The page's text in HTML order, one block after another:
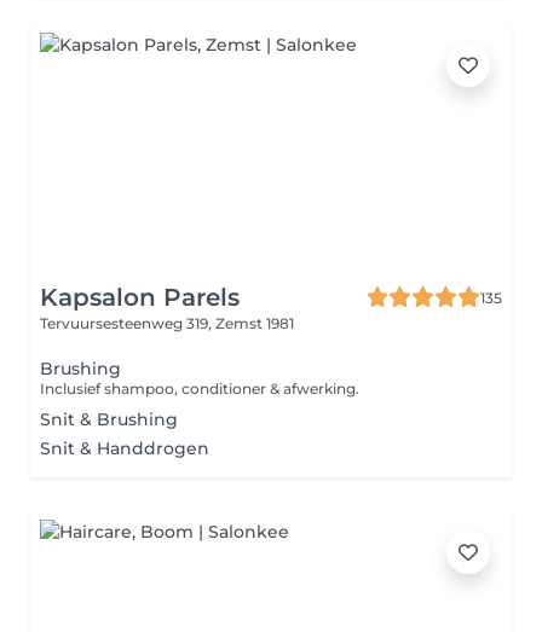
Kapsalon Parels
135
Tervuursesteenweg 319, Zemst 1981
Brushing
Inclusief shampoo, conditioner & afwerking.
Snit & Brushing
Snit & Handdrogen